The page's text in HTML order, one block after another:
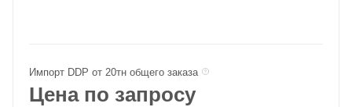
Импорт DDP от 20тн общего заказа
Цена по запросу